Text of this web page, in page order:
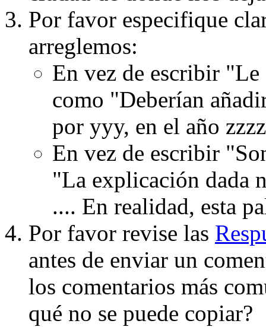
Por favor especifique
arreglemos:
En vez de escribir
como "Deberían
por yyy, en el año
En vez de escribir
"La explicación dada
.... En realidad, esta
Por favor revise las
antes de enviar un
los comentarios más
qué no se puede copiar?